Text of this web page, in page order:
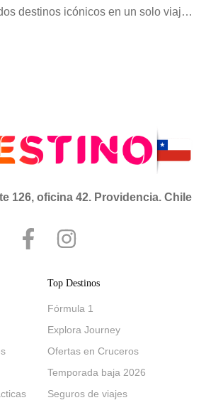
destinos icónicos en un solo viaje.
esta experiencia combina
ciudades legendarias y un
126, oficina 42. Providencia. Chile
Top Destinos
Fórmula 1
Explora Journey
Ofertas en Cruceros
Temporada baja 2026
Seguros de viajes